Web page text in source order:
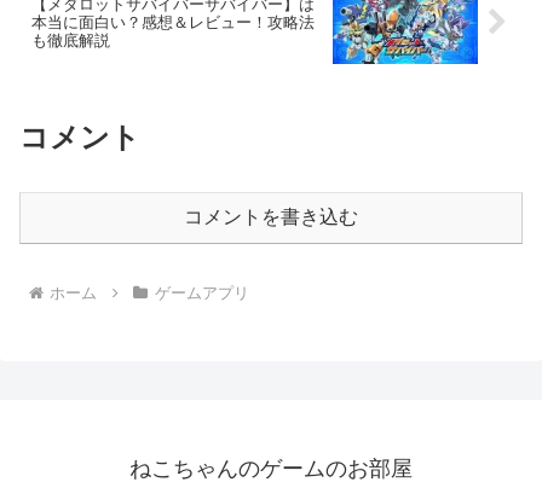
【メダロットサバイバーサバイバー】は
本当に面白い？感想＆レビュー！攻略法
も徹底解説
コメント
コメントを書き込む
ホーム ゲームアプリ
ねこちゃんのゲームのお部屋